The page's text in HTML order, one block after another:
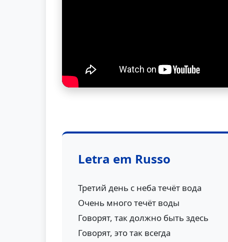
Letra em Russo
Третий день с неба течёт вода
Очень много течёт воды
Говорят, так должно быть здесь
Говорят, это так всегда